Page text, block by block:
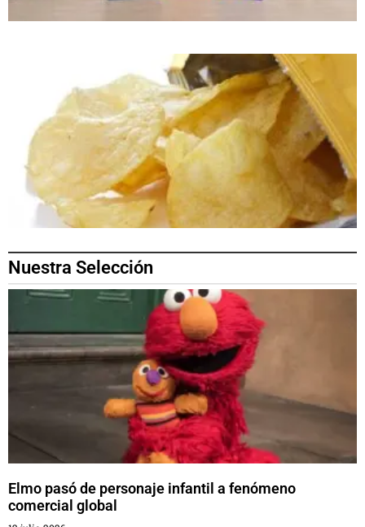
Nuestra Selección
Elmo pasó de personaje infantil a fenómeno
comercial global